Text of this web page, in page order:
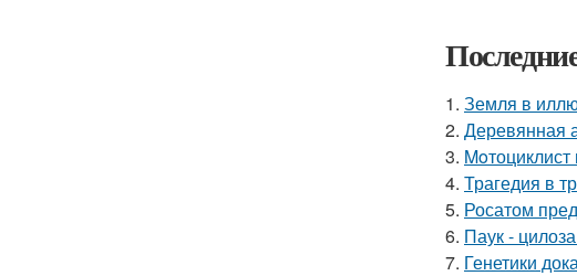
1. Земля в
2. Деревянная
3.
4. Трагедия в
5. Росатом
6. Паук -
7. Генетики